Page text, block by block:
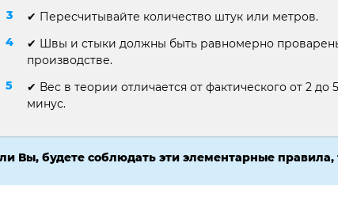
✔ Пересчитывайте количество штук или метров.
✔ Швы и стыки должны быть равномерно
производстве.
✔ Вес в теории отличается от фактического от 2 до
минус.
Вы, будете соблюдать эти элементарные